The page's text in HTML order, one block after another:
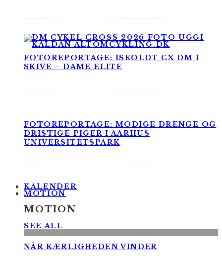
FOTOREPORTAGE: ISKOLDT CX DM I
SKIVE – DAME ELITE
FOTOREPORTAGE: MODIGE DRENGE OG
DRISTIGE PIGER I AARHUS
UNIVERSITETSPARK
KALENDER
MOTION
MOTION
SEE ALL
NÅR KÆRLIGHEDEN VINDER